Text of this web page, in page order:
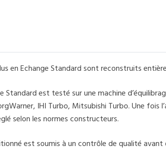
en Echange Standard sont reconstruits
Standard est testé sur une machine
IHI Turbo, Mitsubishi Turbo. Une
selon les normes constructeurs.
est soumis à un contrôle de qualité avant